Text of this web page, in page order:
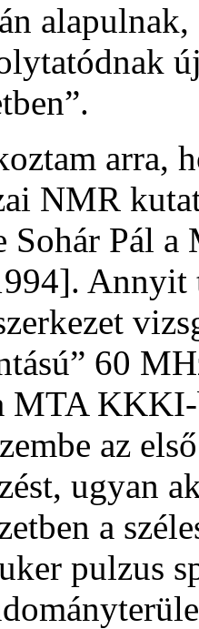
alapulnak,
arra,
NMR
Sohár Pál
Annyit
60
MTA
az
ugyan
a
pulzus